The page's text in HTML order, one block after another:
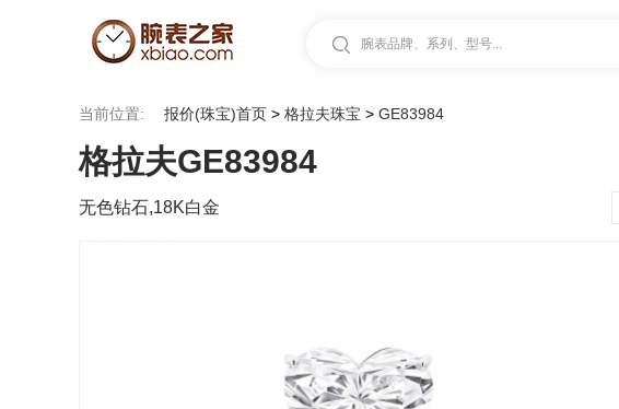
腕表品牌、系列、型号...
当前位置: 报价(珠宝)首页 > 格拉夫珠宝 > GE83984
格拉夫GE83984
无色钻石,18K白金